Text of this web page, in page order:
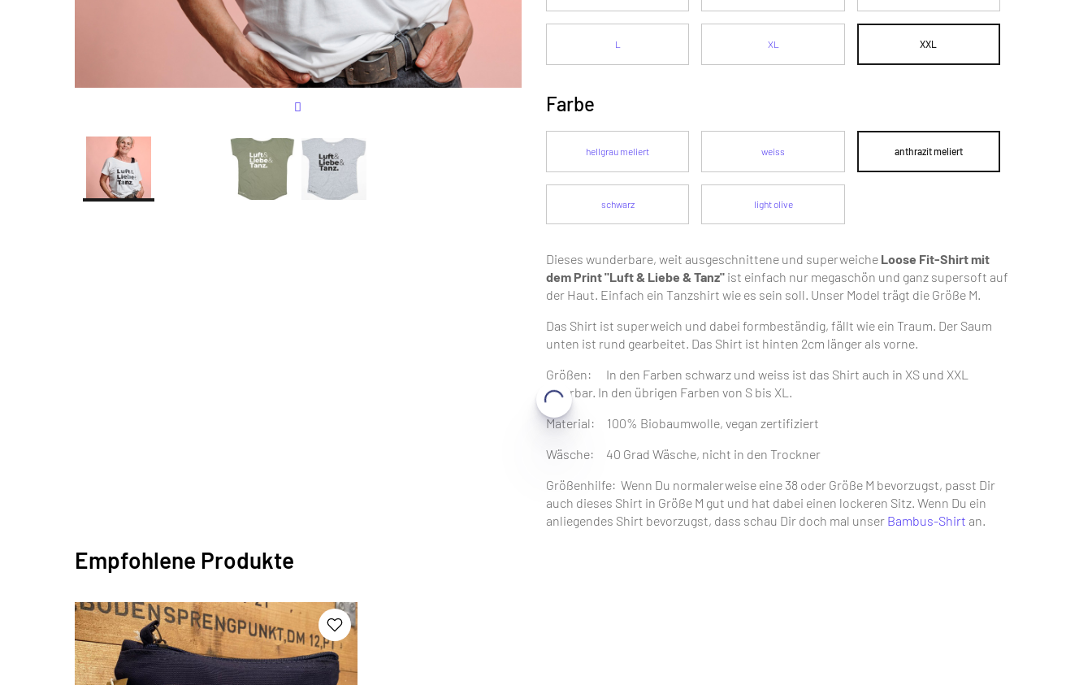
L XL XXL
Farbe
hellgrau meliert weiss anthrazit meliert
schwarz light olive
Dieses wunderbare, weit ausgeschnittene und superweiche Loose Fit-Shirt mit
dem Print "Luft & Liebe & Tanz"ist einfach nur megaschön und ganz supersoft auf
der Haut. Einfach ein Tanzshirt wie es sein soll. Unser Model trägt die Größe M.
Das Shirt ist superweich und dabei formbeständig, fällt wie ein Traum. Der Saum
unten ist rund gearbeitet. Das Shirt ist hinten 2cm länger als vorne.
Größen: In den Farben schwarz und weiss ist das Shirt auch in XS und XXL
lieferbar. In den übrigen Farben von S bis XL.
Material: 100% Biobaumwolle, vegan zertifiziert
Wäsche: 40 Grad Wäsche, nicht in den Trockner
Größenhilfe: Wenn Du normalerweise eine 38 oder Größe M bevorzugst, passt Dir
auch dieses Shirt in Größe M gut und hat dabei einen lockeren Sitz. Wenn Du ein
anliegendes Shirt bevorzugst, dass schau Dir doch mal unser Bambus-Shirt an.
Empfohlene Produkte